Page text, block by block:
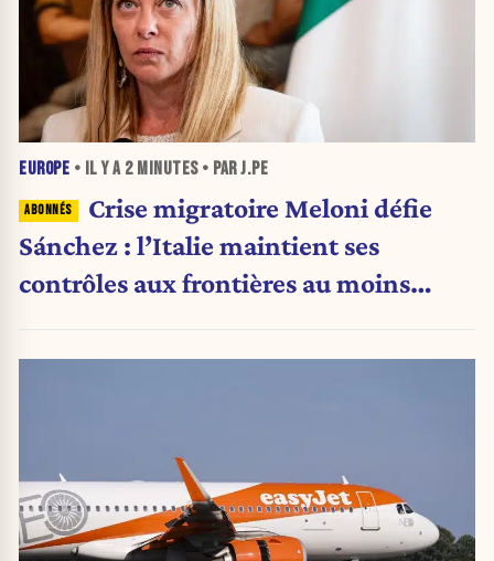
EUROPE • IL Y A 2 MINUTES• PAR J.PE
Crise migratoire Meloni défie
Sánchez : l’Italie maintient ses
contrôles aux frontières au moins